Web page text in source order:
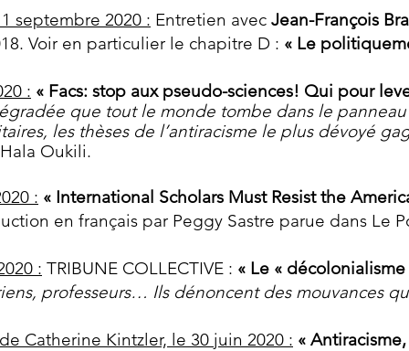
septembre 2020 : Entretien avec Jean-François
Voir en particulier le chapitre D : « Le
: « Facs: stop aux pseudo-sciences! Qui pour
que tout le monde tombe dans le
les thèses de l’antiracisme le plus dévoyé
Oukili.
: « International Scholars Must Resist the
en français par Peggy Sastre parue dans Le
: TRIBUNE COLLECTIVE : « Le «
professeurs… Ils dénoncent des mouvances
Catherine Kintzler, le 30 juin 2020 : «